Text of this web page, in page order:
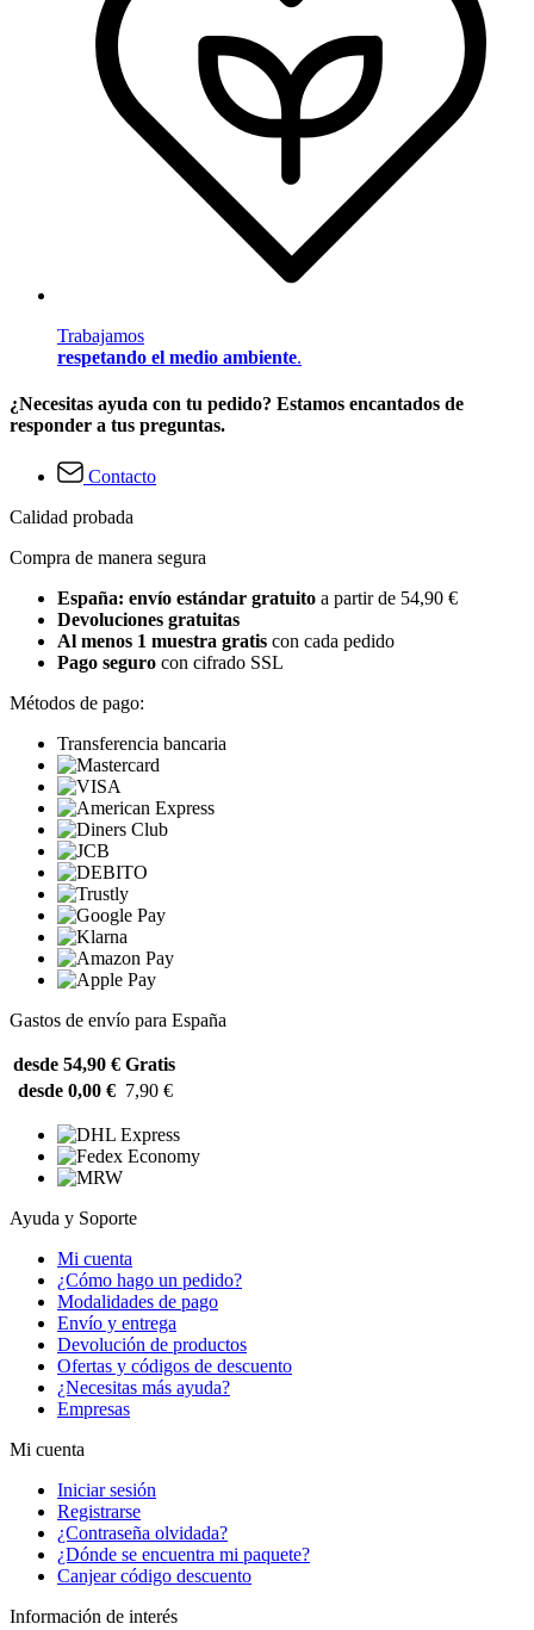
Trabajamos
respetando el medio ambiente.
¿Necesitas ayuda con tu pedido? Estamos encantados de
responder a tus preguntas.
Contacto
Calidad probada
Compra de manera segura
España: envío estándar gratuito a partir de 54,90 €
Devoluciones gratuitas
Al menos 1 muestra gratis con cada pedido
Pago seguro con cifrado SSL
Métodos de pago:
Transferencia bancaria
Gastos de envío para España
desde 54,90 € Gratis
desde 0,00 € 7,90 €
Ayuda y Soporte
Mi cuenta
¿Cómo hago un pedido?
Modalidades de pago
Envío y entrega
Devolución de productos
Ofertas y códigos de descuento
¿Necesitas más ayuda?
Empresas
Mi cuenta
Iniciar sesión
Registrarse
¿Contraseña olvidada?
¿Dónde se encuentra mi paquete?
Canjear código descuento
Información de interés